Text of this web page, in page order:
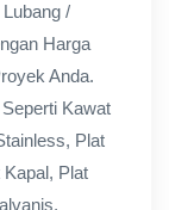
/
Harga
Anda.
Kawat
Plat
Kapal, Plat